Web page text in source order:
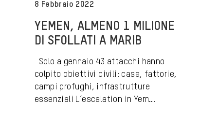
8 Febbraio 2022
YEMEN, ALMENO 1 MILIONE
DI SFOLLATI A MARIB
Solo a gennaio 43 attacchi hanno
colpito obiettivi civili: case, fattorie,
campi profughi, infrastrutture
essenziali L’escalation in Yem...